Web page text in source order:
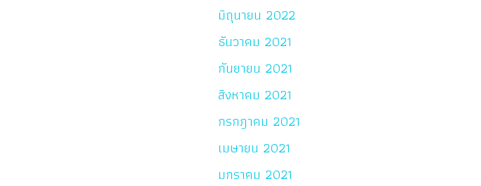
มิถุนายน 2022
ธันวาคม 2021
กันยายน 2021
สิงหาคม 2021
กรกฎาคม 2021
เมษายน 2021
มกราคม 2021